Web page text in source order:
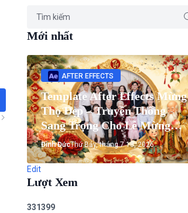
Mới nhất
AFTER EFFECTS
Template After Effects Mừng
Thọ Đẹp – Truyền Thống
Sang Trọng Cho Lễ Mừng
Thọ Ông Bà
Đình ĐứcThứ Bảy, tháng 7 18, 2026
Edit
Lượt Xem
331399